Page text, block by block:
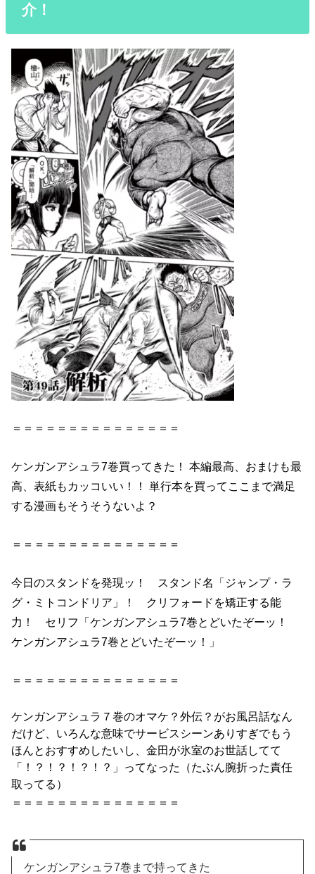
介！
＝＝＝＝＝＝＝＝＝＝＝＝＝＝＝
ケンガンアシュラ7巻買ってきた！ 本編最高、おまけも最
高、表紙もカッコいい！！ 単行本を買ってここまで満足
する漫画もそうそうないよ？
＝＝＝＝＝＝＝＝＝＝＝＝＝＝＝
今日のスタンドを発現ッ！ スタンド名「ジャンプ・ラ
グ・ミトコンドリア」！ クリフォードを矯正する能
力！ セリフ「ケンガンアシュラ7巻 とどいたぞーッ！
ケンガンアシュラ7巻 とどいたぞーッ！」
＝＝＝＝＝＝＝＝＝＝＝＝＝＝＝
ケンガンアシュラ７巻のオマケ？外伝？がお風呂話なん
だけど、いろんな意味でサービスシーンありすぎでもう
ほんとおすすめしたいし、金田が氷室のお世話してて
「！？！？！？！？」ってなった（たぶん腕折った責任
取ってる）
＝＝＝＝＝＝＝＝＝＝＝＝＝＝＝
ケンガンアシュラ7巻まで持ってきた